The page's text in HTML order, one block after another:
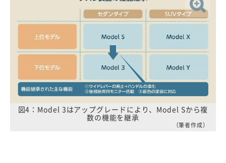
図4：Model 3はアップグレードにより、Model Sから複
数の機能を継承
（筆者作成）